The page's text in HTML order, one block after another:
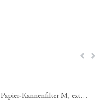
Zurück
Papier-Kannenfilter M, extra